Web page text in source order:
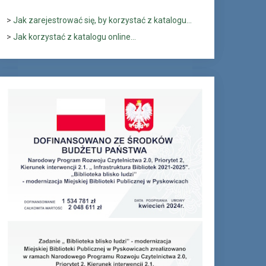
> Jak zarejestrować się, by korzystać z katalogu...
> Jak korzystać z katalogu online...